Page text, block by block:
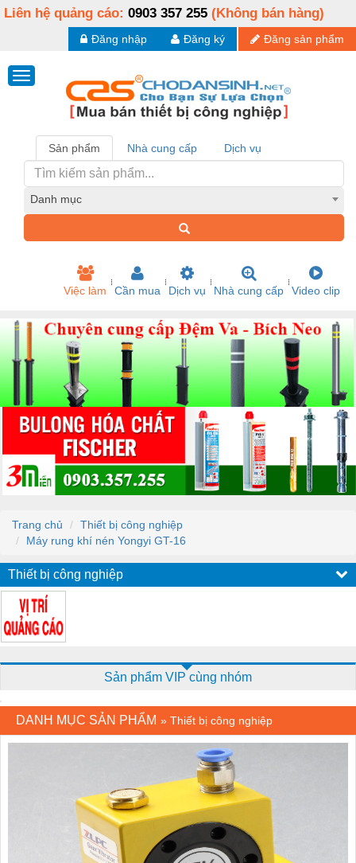
Liên hệ quảng cáo: 0903 357 255 (Không bán hàng)
Đăng sản phẩm
Đăng ký
Đăng nhập
Sản phẩm Nhà cung cấp Dịch vụ
Danh mục
Việc làm Cần mua Dịch vụ Nhà cung cấp Video clip
Trang chủ
Thiết bị công nghiệp
Máy rung khí nén Yongyi GT-16
Thiết bị công nghiệp
Sản phẩm VIP cùng nhóm
DANH MỤC SẢN PHẨM » Thiết bị công nghiệp